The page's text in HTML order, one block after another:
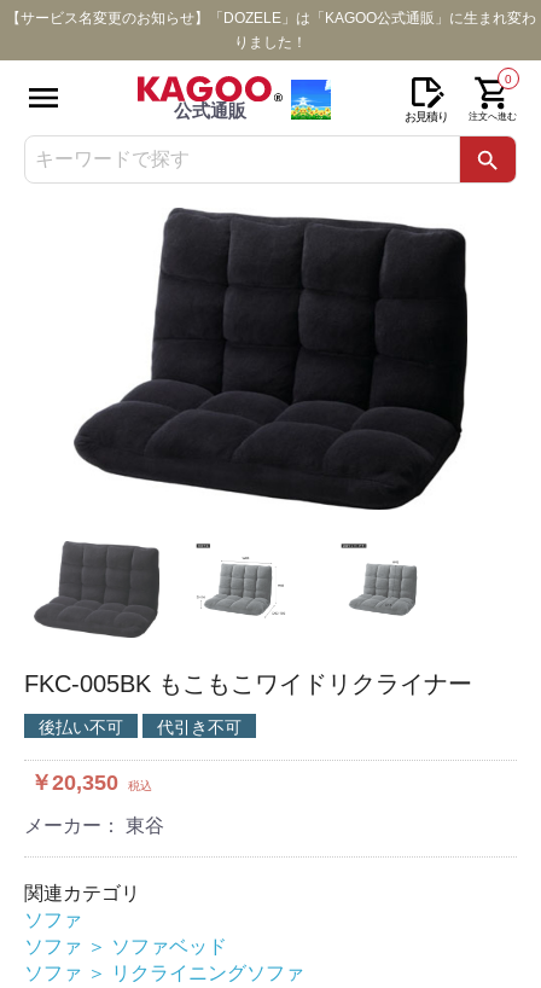
【サービス名変更のお知らせ】「DOZELE」は「KAGOO公式通販」に生まれ変わ
りました！
公式通販 お見積り
0
注文へ進む
FKC-005BK もこもこワイドリクライナー
後払い不可 代引き不可
￥20,350 税込
メーカー： 東谷
関連カテゴリ
ソファ
ソファ ＞ ソファベッド
ソファ ＞
リクライニングソファ